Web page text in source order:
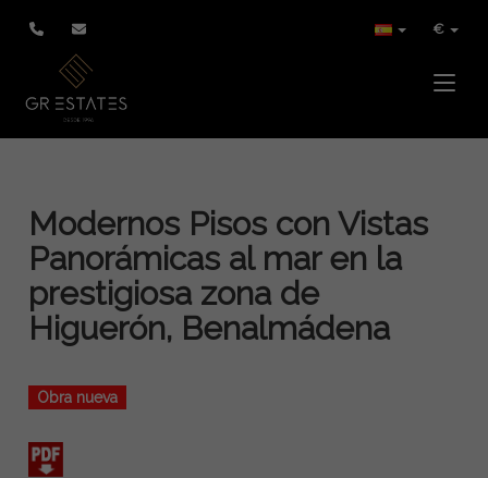
€
Modernos Pisos con Vistas
Panorámicas al mar en la
prestigiosa zona de
Higuerón, Benalmádena
Obra nueva